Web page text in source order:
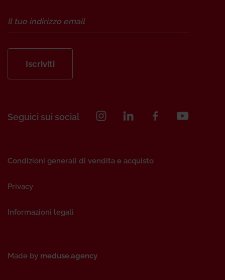
Iscriviti
Seguici sui social
Made by meduse.agency
Condizioni generali di vendita e acquisto
Privacy
Informazioni legali